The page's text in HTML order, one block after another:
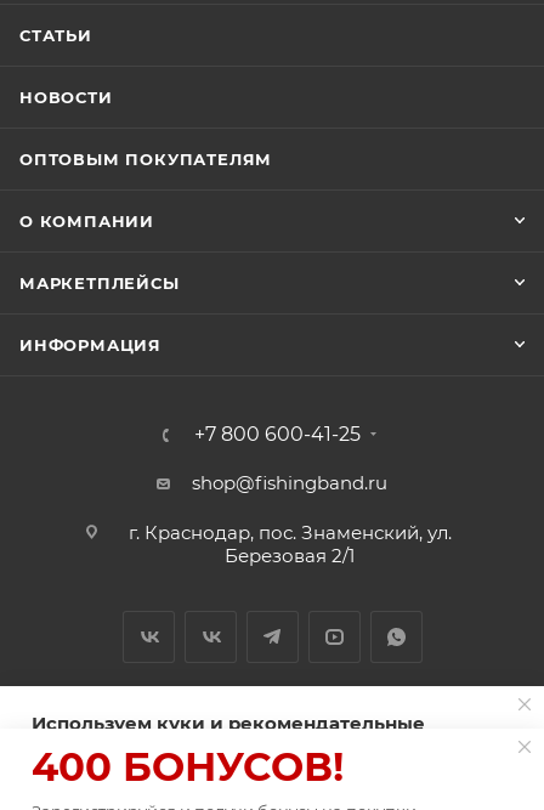
СТАТЬИ
НОВОСТИ
ОПТОВЫМ ПОКУПАТЕЛЯМ
О КОМПАНИИ
МАРКЕТПЛЕЙСЫ
ИНФОРМАЦИЯ
+7 800 600-41-25
shop@fishingband.ru
г. Краснодар, пос. Знаменский, ул.
Березовая 2/1
2026 © ИП Нитиевский А.В.
Используем куки и рекомендательные
Пользуясь сайтом Fishingband.ru, вы соглашаетесь на
400 БОНУСОВ!